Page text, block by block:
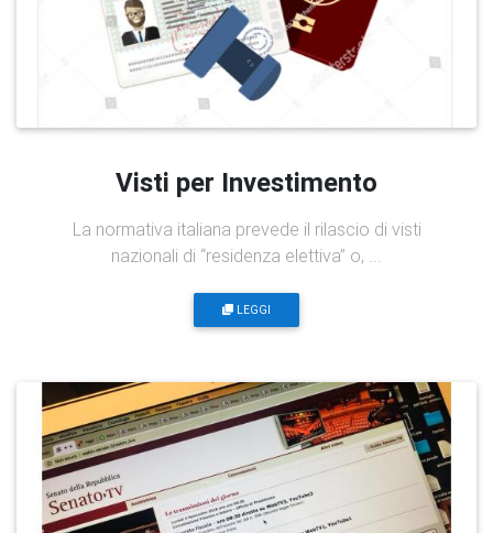
Visti per Investimento
La normativa italiana prevede il rilascio di visti
nazionali di “residenza elettiva” o, ...
LEGGI